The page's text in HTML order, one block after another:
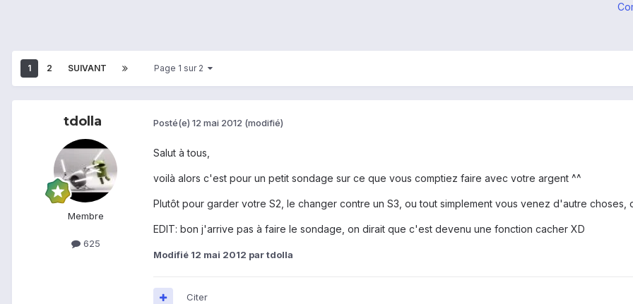
1 2 SUIVANT Page 1 sur 2
tdolla
Membre
625
Posté(e) 12 mai 2012 (modifié)
Salut à tous,
voilà alors c'est pour un petit sondage sur ce que vous comptiez faire avec votre argent ^^
Plutôt pour garder votre S2, le changer contre un S3, ou tout simplement vous venez d'autre
EDIT: bon j'arrive pas à faire le sondage, on dirait que c'est devenu une fonction cacher XD
Modifié 12 mai 2012 par tdolla
Citer